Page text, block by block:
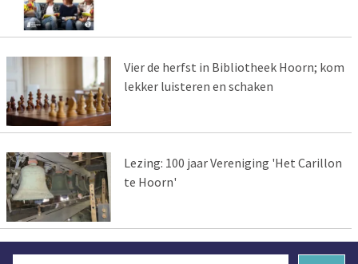
Vier de herfst in Bibliotheek Hoorn; kom
lekker luisteren en schaken
Lezing: 100 jaar Vereniging 'Het Carillon
te Hoorn'